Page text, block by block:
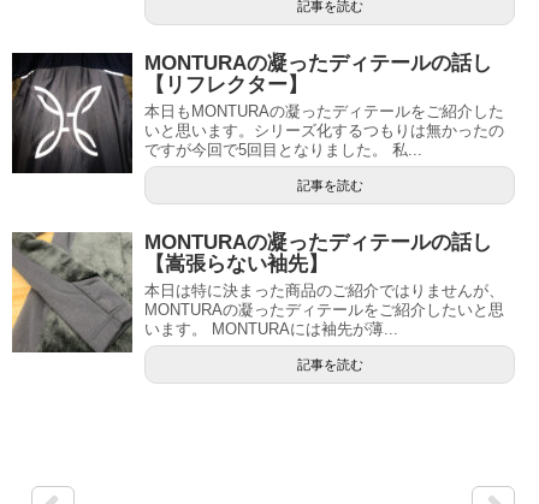
記事を読む
MONTURAの凝ったディテールの話し
【リフレクター】
本日もMONTURAの凝ったディテールをご紹介した
いと思います。シリーズ化するつもりは無かったの
ですが今回で5回目となりました。 私...
記事を読む
MONTURAの凝ったディテールの話し
【嵩張らない袖先】
本日は特に決まった商品のご紹介ではりませんが、
MONTURAの凝ったディテールをご紹介したいと思
います。 MONTURAには袖先が薄...
記事を読む